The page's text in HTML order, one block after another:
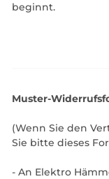
beginnt.
Muster-
(Wenn Sie den
Sie bitte dieses
- An Elektro